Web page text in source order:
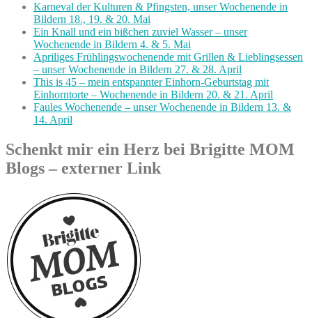
Karneval der Kulturen & Pfingsten, unser Wochenende in
Bildern 18., 19. & 20. Mai
Ein Knall und ein bißchen zuviel Wasser – unser
Wochenende in Bildern 4. & 5. Mai
Apriliges Frühlingswochenende mit Grillen & Lieblingsessen
– unser Wochenende in Bildern 27. & 28. April
This is 45 – mein entspannter Einhorn-Geburtstag mit
Einhorntorte – Wochenende in Bildern 20. & 21. April
Faules Wochenende – unser Wochenende in Bildern 13. &
14. April
Schenkt mir ein Herz bei Brigitte MOM
Blogs – externer Link